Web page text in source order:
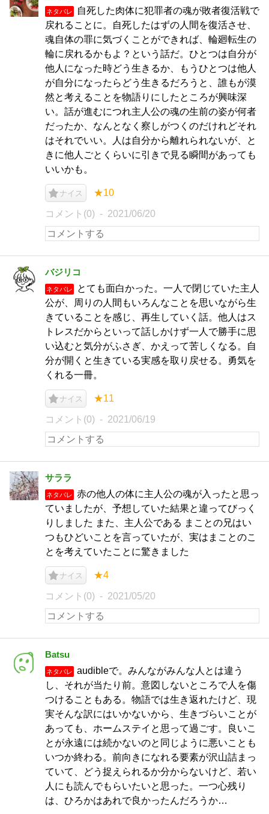
ネタバレ
自死した肉体に犯罪者の魂が敗者復活戦で
戻れることに。自死したはずの人間を復活させ、
魂自体の罪に気づくことができれば、輪廻転生の
輪に戻れるかもよ？という話だ。ひとつは自分が
他人になった時どう生きるか、もうひとつは他人
が自分になったらどう生きるだろうと、誰もが漠
然と考えることを物語りにしたところが興味深
い。話が進むにつれ主人公の魂の生前の姿が何者
だったか、なんとなく察しがつくのだけれどそれ
はそれでいい。人は自分から離れられないが、と
きに他人ごとくらいに引きで見る瞬間があっても
いいかも。
ナイス ★10
コメント(0) 2021/06/20
バジリコ
ネタバレ
とても面白かった。一人で閉じていた主人
公が、周りの人間もいろんなことを思いながら生
きていることを感じ、再生していく話。他人はス
トレスだからといって話しかけず一人で勝手に思
い込むと気分がふさぎ、かえって苦しくなる。自
分が開くと生きている実感を取り戻せる。勇気を
くれる一冊。
ナイス ★11
コメント(0) 2021/06/19
サララ
ネタバレ
赤の他人の体に主人公の魂が入ったと思っ
ていましたが、予想していた結果と違ってびっく
りしました また、主人公である まことの兄はい
つもひどいことを言っていたが、実はまことのこ
とを考えていたことに驚きました
ナイス ★4
コメント(0) 2021/05/20
Batsu
ネタバレ
audibleで。みんながみんな人とは違う
し、それが当たり前。意図しないところで人を傷
つけることもある。物語では生き返れたけど、現
実そんな訳にはいかないから、生きづらいことが
あっても、ホームステイと思って過ごす。良いこ
とが永遠には続かないのと同じように悪いことも
いつか終わる。前向きになれる要素が沢山詰まっ
ていて、どう捉えられるか分からないけど、若い
人にも読んでもらいたいと思った。一つ心残り
は、ひろかはあれで良かったんだろうか…